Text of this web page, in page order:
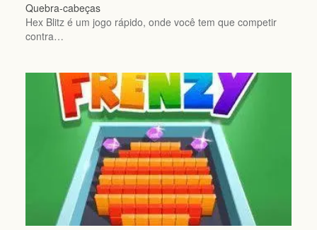
Quebra-cabeças
Hex Blitz é um jogo rápido, onde você tem que competir
contra…